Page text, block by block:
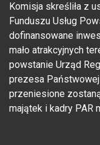
Komisja skreśliła z
Funduszu Usług
dofinansowane
mało atrakcyjnych
powstanie Urząd
prezesa Państwowej
przeniesione
majątek i kadry PAR